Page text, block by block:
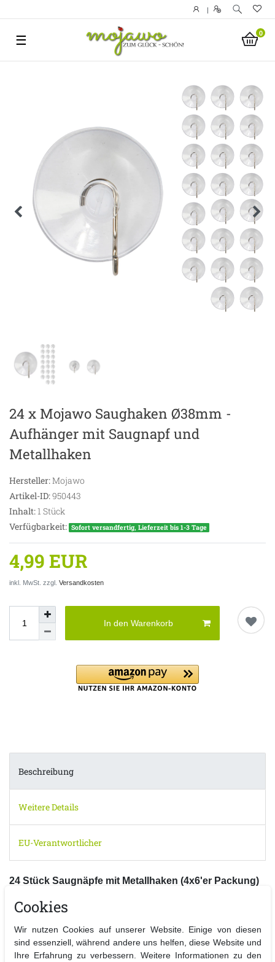
|
0
☰
24 x Mojawo Saughaken Ø38mm -
Aufhänger mit Saugnapf und
Metallhaken
Hersteller:Mojawo
Artikel-ID:950443
Inhalt:1 Stück
Verfügbarkeit: Sofort versandfertig, Lieferzeit bis 1-3 Tage
4,99 EUR
inkl. MwSt. zzgl. Versandkosten
In den Warenkorb
Beschreibung
Weitere Details
EU-Verantwortlicher
24 Stück Saugnäpfe mit Metallhaken (4x6'er Packung)
WEIHNACHTEN: Befestigung von Fensterschmuck auf der
Glasscheibe und ggf. auch auf dem Rahmen. Ideal für
Weihnachtsdeko und Lichterketten.
FARBE: Transparent
QUALITÄT: Saugnapf aus Weich PVC und verzinktem
Cookies
Wir nutzen Cookies auf unserer Website. Einige von diesen
sind essenziell, während andere uns helfen, diese Website und
Ihre Erfahrung zu verbessern. Weitere Informationen zu den